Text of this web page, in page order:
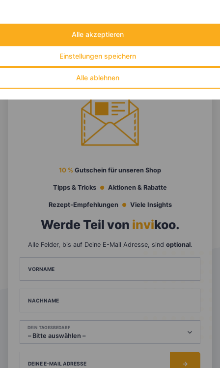
Alle ablehnen
Einstellungen speichern
Alle akzeptieren
10 % Gutschein für unseren Shop
Tipps & Tricks Aktionen & Rabatte
Rezept-Empfehlungen Viele Insights
Werde Teil von invikoo.
Alle Felder, bis auf Deine E-Mail Adresse, sind optional.
VORNAME
NACHNAME
DEIN TAGESBEDARF
DEINE E-MAIL ADRESSE